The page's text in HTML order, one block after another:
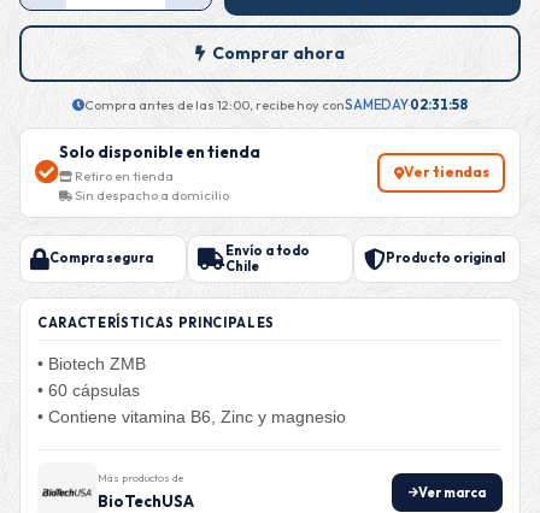
Comprar ahora
Compra antes de las 12:00, recibe hoy conSAMEDAY·02:31:57
Solo disponible en tienda
Retiro en tienda
Sin despacho a domicilio
Ver tiendas
Compra segura
Envío a todo
Chile
Producto original
CARACTERÍSTICAS PRINCIPALES
• Biotech ZMB
• 60 cápsulas
• Contiene vitamina B6, Zinc y magnesio
Más productos de
BioTechUSA Ver marca